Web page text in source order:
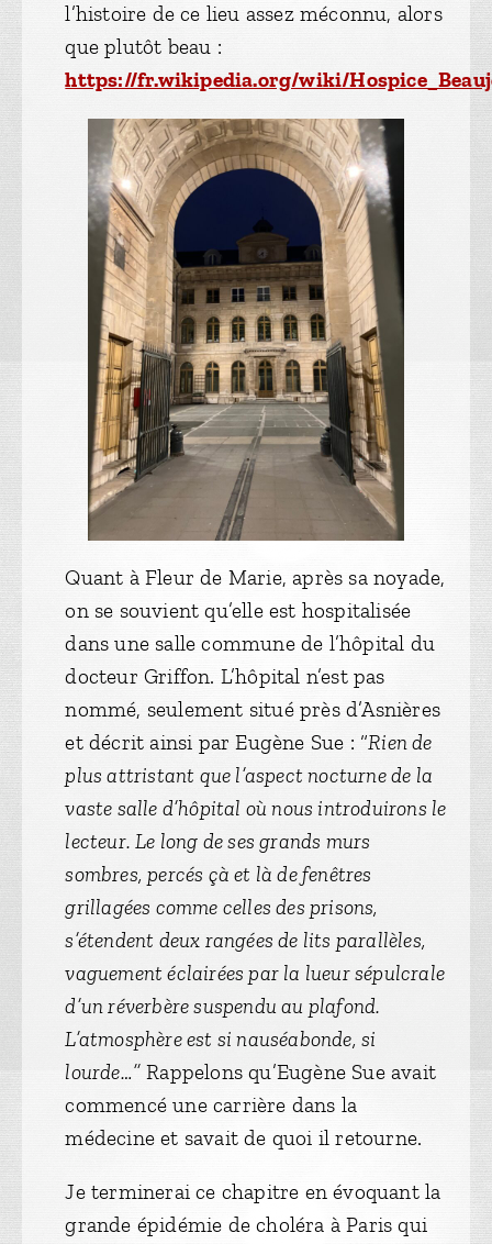
l’histoire de ce lieu assez méconnu, alors
que plutôt beau :
https://fr.wikipedia.org/wiki/
Quant à Fleur de Marie, après sa noyade,
on se souvient qu’elle est hospitalisée
dans une salle commune de l’hôpital du
docteur Griffon. L’hôpital n’est pas
nommé, seulement situé près d’Asnières
et décrit ainsi par Eugène Sue : “Rien de
plus attristant que l’aspect nocturne de la
vaste salle d’hôpital où nous introduirons le
lecteur. Le long de ses grands murs
sombres, percés çà et là de fenêtres
grillagées comme celles des prisons,
s’étendent deux rangées de lits parallèles,
vaguement éclairées par la lueur sépulcrale
d’un réverbère suspendu au plafond.
L’atmosphère est si nauséabonde, si
lourde…”Rappelons qu’Eugène Sue avait
commencé une carrière dans la
médecine et savait de quoi il retourne.
Je terminerai ce chapitre en évoquant la
grande épidémie de choléra à Paris qui